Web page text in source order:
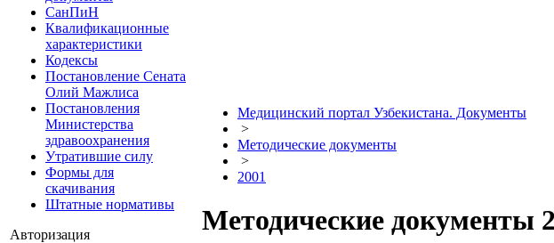
СанПиН
Квалификационные
характеристики
Кодексы
Постановление Сената
Олий Мажлиса
Постановления
Министерства
здравоохранения
Утратившие силу
Формы для
скачивания
Штатные нормативы
Авторизация
Медицинский портал Узбекистана. Документы
>
Методические документы
>
2001
Методические документы